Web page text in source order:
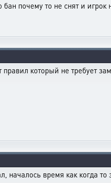
бан почему то не снят и
который не требует
началось время как когда то